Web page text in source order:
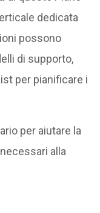
dedicata
possono
di supporto,
per pianificare i
per aiutare la
alla